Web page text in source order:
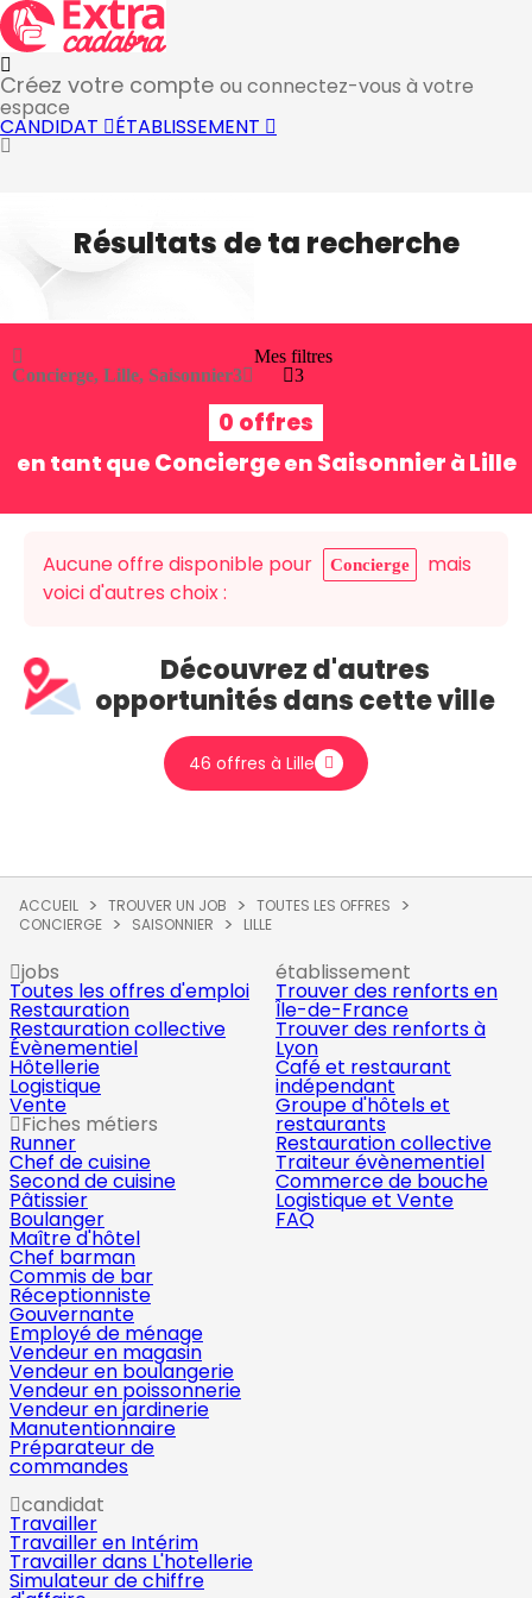
Créez votre compte ou connectez-vous à votre
espace
CANDIDAT ÉTABLISSEMENT
Résultats de ta recherche
Concierge, Lille, Saisonnier3
Mes filtres
3
0 offres
en tant que Conciergeen Saisonnier à Lille
Aucune offre disponible pour Concierge
mais
voici d'autres choix :
Découvrez d'autres
opportunités dans cette ville
46 offres à Lille
ACCUEIL TROUVER UN JOB
TOUTES LES OFFRES
CONCIERGE
SAISONNIER LILLE
jobs
Toutes les offres d'emploi
Restauration
Restauration collective
Évènementiel
Hôtellerie
Logistique
Vente
Fiches métiers
Runner
Chef de cuisine
Second de cuisine
Pâtissier
Boulanger
Maître d'hôtel
Chef barman
Commis de bar
Réceptionniste
Gouvernante
Employé de ménage
Vendeur en magasin
Vendeur en boulangerie
Vendeur en poissonnerie
Vendeur en jardinerie
Manutentionnaire
Préparateur de
commandes
établissement
Trouver des renforts en
Île-de-France
Trouver des renforts à
Lyon
Café et restaurant
indépendant
Groupe d'hôtels et
restaurants
Restauration collective
Traiteur évènementiel
Commerce de bouche
Logistique et Vente
FAQ
candidat
Travailler
Travailler en Intérim
Travailler dans L'hotellerie
Simulateur de chiffre